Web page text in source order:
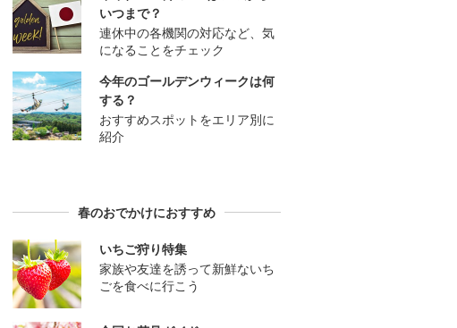
いつまで？
連休中の各機関の対応など、気
になることをチェック
今年のゴールデンウィークは何
する？
おすすめスポットをエリア別に
紹介
春のおでかけにおすすめ
いちご狩り特集
家族や友達を誘って新鮮ないち
ごを食べに行こう